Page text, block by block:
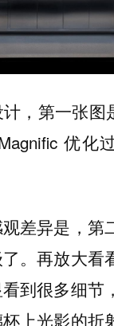
，第一张图
优化
差异是，第
。再放大看
到很多细节
上光影的折